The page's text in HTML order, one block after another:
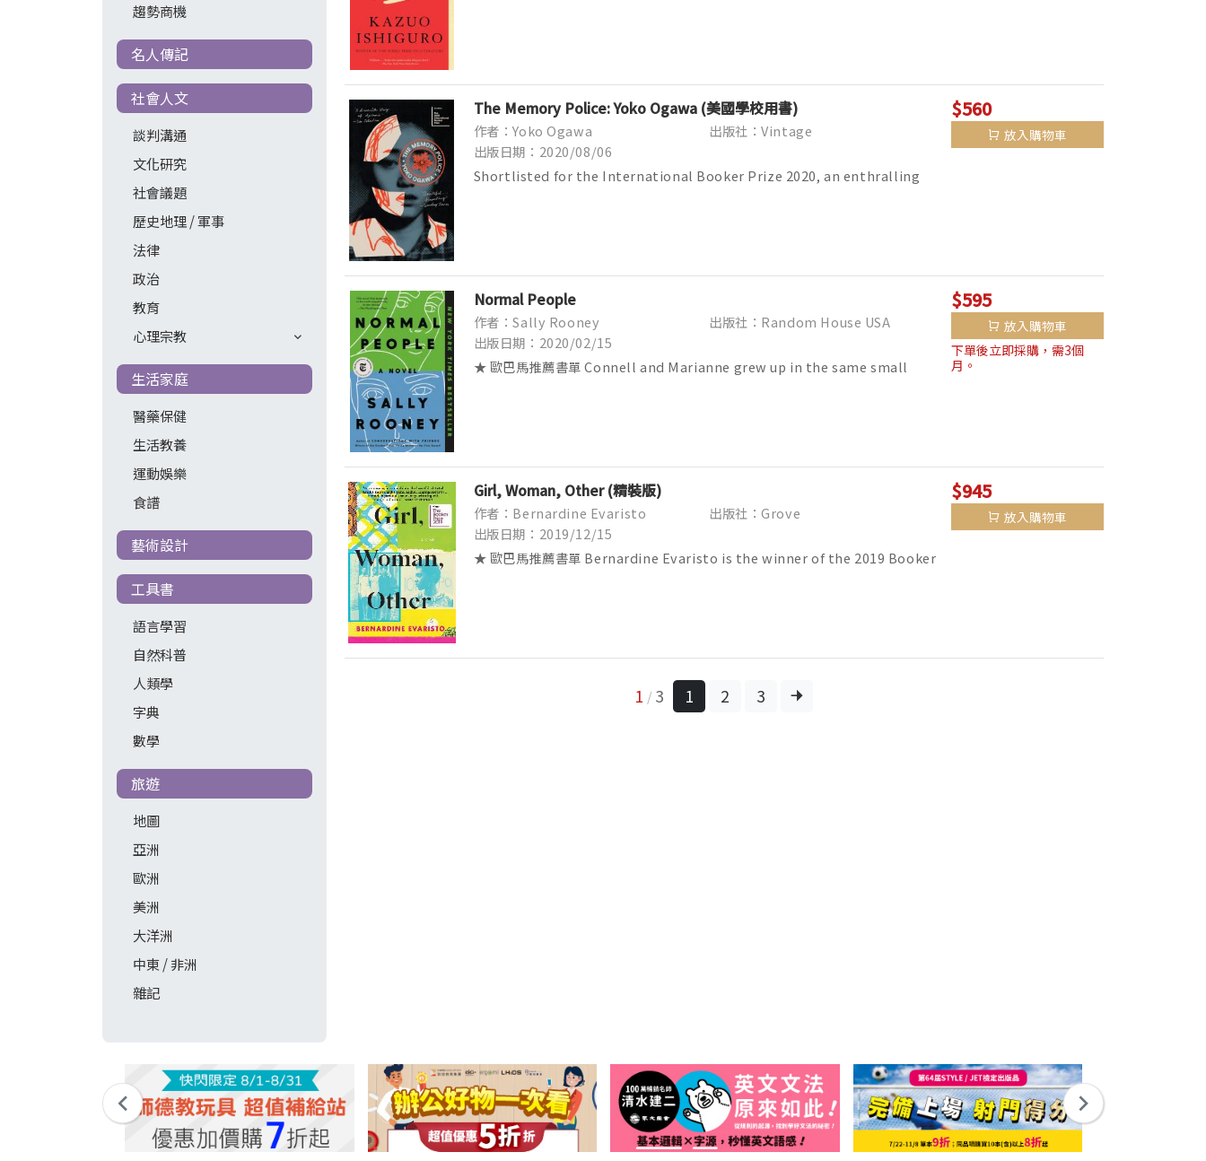
趨勢商機
名人傳記
社會人文
談判溝通
文化研究
社會議題
歷史地理 / 軍事
法律
政治
教育
心理宗教
生活家庭
醫藥保健
生活教養
運動娛樂
食譜
藝術設計
工具書
語言學習
自然科普
人類學
字典
數學
旅遊
地圖
亞洲
歐洲
美洲
大洋洲
中東 / 非洲
雜記
The Memory Police: Yoko Ogawa (美國學校用書)
作者：Yoko Ogawa
出版社：Vintage
出版日期：2020/08/06
Shortlisted for the International Booker Prize 2020, an enthralling
$560
放入購物車
Normal People
作者：Sally Rooney
出版社：Random House USA
出版日期：2020/02/15
★ 歐巴馬推薦書單 Connell and Marianne grew up in the same small
$595
放入購物車
下單後立即採購，需3個
月。
Girl, Woman, Other (精裝版)
作者：Bernardine Evaristo
出版社：Grove
出版日期：2019/12/15
★ 歐巴馬推薦書單 Bernardine Evaristo is the winner of the 2019 Booker
$945
放入購物車
1 / 3 1 2 3